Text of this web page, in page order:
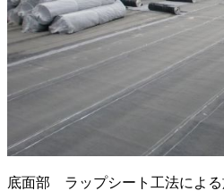
底面部 ラップシート工法による